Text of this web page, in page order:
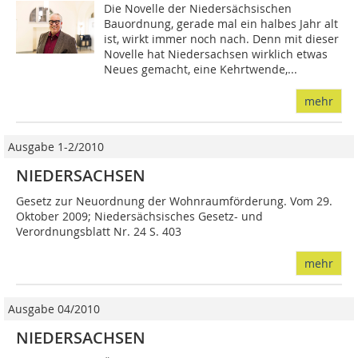
Die Novelle der Niedersächsischen
Bauordnung, gerade mal ein halbes Jahr alt
ist, wirkt immer noch nach. Denn mit dieser
Novelle hat Niedersachsen wirklich etwas
Neues gemacht, eine Kehrtwende,...
mehr
Ausgabe 1-2/2010
NIEDERSACHSEN
Gesetz zur Neuordnung der Wohnraumförderung. Vom 29.
Oktober 2009; Niedersächsisches Gesetz- und
Verordnungsblatt Nr. 24 S. 403
mehr
Ausgabe 04/2010
NIEDERSACHSEN